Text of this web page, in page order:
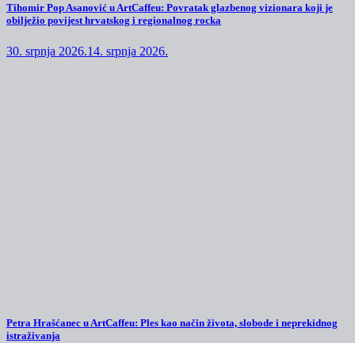
Tihomir Pop Asanović u ArtCaffeu: Povratak glazbenog vizionara koji je
obilježio povijest hrvatskog i regionalnog rocka
30. srpnja 2026.14. srpnja 2026.
Petra Hrašćanec u ArtCaffeu: Ples kao način života, slobode i neprekidnog
istraživanja